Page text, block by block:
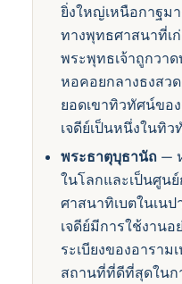
ยิ่งใหญ่เหนือกาฐม
ทางพุทธศาสนาที่เ
พระพุทธเจ้าถูกวา
หอคอยกลางธงสว
ยอดเขาทิวทัศน์ขอ
เจดีย์เป็นหนึ่งในทิ
พระธาตุบุธานัถ—
ในโลกและเป็นศูน
ศาสนาทิเบตในเน
เจดีย์มีการใช้งานอ
ระเบียงของอาราม
สถานที่ที่ดีที่สุดในก